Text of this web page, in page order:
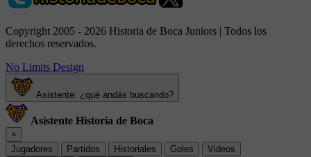
Copyright 2005 - 2026 Historia de Boca Juniors | Todos los
derechos reservados.
No Limits Design
Asistente: ¿qué andás buscando?
Asistente Historia de Boca
×
Jugadores
Partidos Historiales Goles
Videos